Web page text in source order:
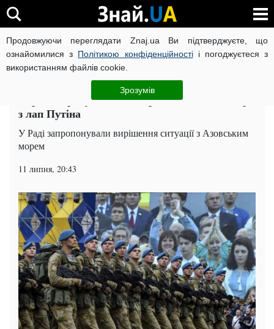
Продовжуючи переглядати Znaj.ua Ви підтверджуєте, що
ознайомилися з Політикою конфіденційностіі погоджуєтеся з
використанням файлів cookie.
Зрозумів
ВІЙНА РОСІЇ ПРОТИ УКРАЇНИ КОРОНАВІРУС В УКРАЇНІ
Політика ЧИТАТЬ НА РУССКОМ
Україна придумала, як вирвати Азовське море
з лап Путіна
У Раді запропонували вирішення ситуації з Азовським
морем
11 липня, 20:43